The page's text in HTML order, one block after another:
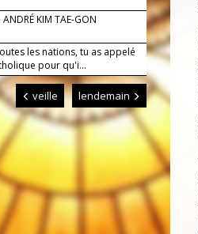
ANDRÉ KIM TAE-GON
les nations, tu as appelé
pour qu'i...
veille lendemain